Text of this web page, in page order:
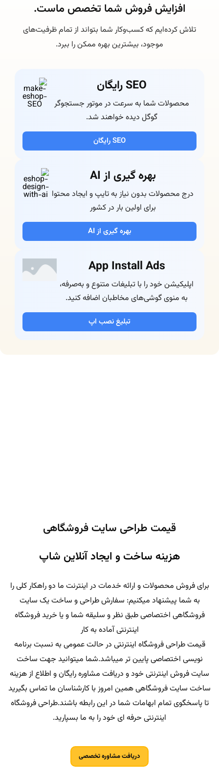
افزایش فروش شما تخصص ماست.
تلاش کرده‌ایم که کسب‌وکار شما بتواند از تمام ظرفیت‌های
موجود، بیشترین بهره ممکن را ببرد.
SEO رایگان
محصولات شما به سرعت در موتور جستجوگر
گوگل دیده خواهند شد.
SEO رایگان
بهره گیری از AI
درج محصولات بدون نیاز به تایپ و ایجاد محتوا
برای اولین بار در کشور
بهره گیری از AI
App Install Ads
اپلیکیشن خود را با تبلیغات متنوع و به‌صرفه،
به منوی گوشی‌های مخاطبان اضافه کنید.
تبلیغ نصب اپ
قیمت طراحی سایت فروشگاهی
هزینه ساخت و ایجاد آنلاین شاپ
برای فروش محصولات و ارائه خدمات در اینترنت ما دو راهکار کلی را
به شما پیشنهاد میکنیم: سفارش طراحی و ساخت یک سایت
فروشگاهی اختصاصی طبق نظر و سلیقه شما و یا خرید فروشگاه
اینترنتی آماده به کار
قیمت طراحی فروشگاه اینترنتی در حالت عمومی به نسبت برنامه
نویسی اختصاصی پایین تر میباشد.شما میتوانید جهت ساخت
سایت فروش اینترنتی خود و دریافت مشاوره رایگان و اطلاع از هزینه
ساخت سایت فروشگاهی همین امروز با کارشناسان ما تماس بگیرید
تا پاسخگوی تمام ابهامات شما در این رابطه باشند.طراحی فروشگاه
اینترنتی حرفه ای خود را به ما بسپارید.
دریافت مشاوره تخصصی